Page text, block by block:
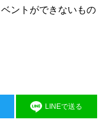
ントができないもの
LINEで送る